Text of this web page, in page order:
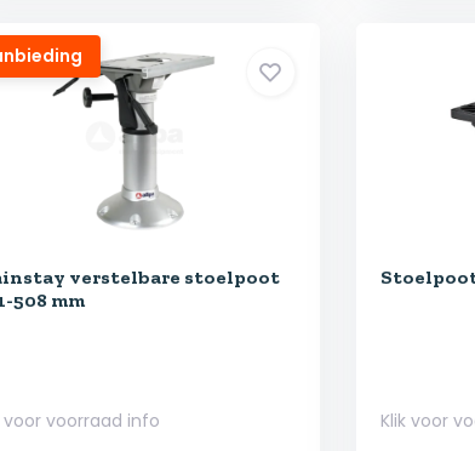
verstelbare stoelpoot
508 mm
voor voorraad info
Klik voor